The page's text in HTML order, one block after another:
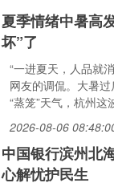
夏季情绪中暑高
坏”了
“一进夏天，人品就
网友的调侃。大暑
“蒸笼”天气，杭州
2026-08-06
中国银行滨州北
心解忧护民生